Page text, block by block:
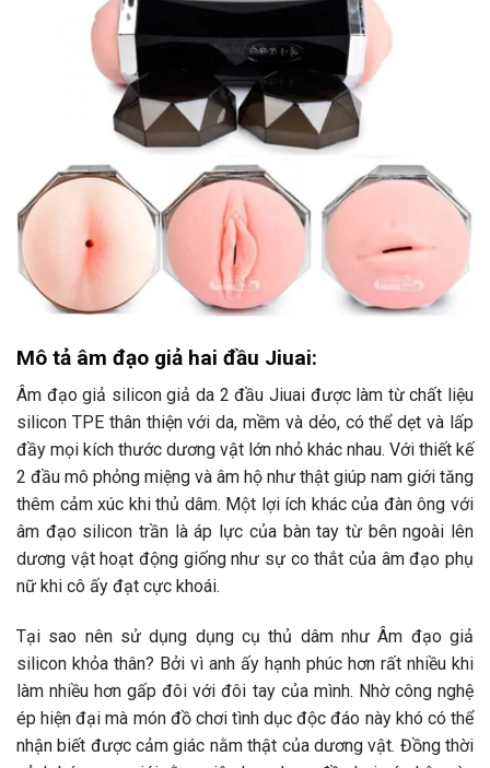
Mô tả âm đạo giả hai đầu Jiuai:
Âm đạo giả silicon giả da 2 đầu Jiuai được làm từ chất liệu
silicon TPE thân thiện với da, mềm và dẻo, có thể dẹt và lấp
đầy mọi kích thước dương vật lớn nhỏ khác nhau. Với thiết kế
2 đầu mô phỏng miệng và âm hộ như thật giúp nam giới tăng
thêm cảm xúc khi thủ dâm. Một lợi ích khác của đàn ông với
âm đạo silicon trần là áp lực của bàn tay từ bên ngoài lên
dương vật hoạt động giống như sự co thắt của âm đạo phụ
nữ khi cô ấy đạt cực khoái.
Tại sao nên sử dụng dụng cụ thủ dâm như Âm đạo giả
silicon khỏa thân? Bởi vì anh ấy hạnh phúc hơn rất nhiều khi
làm nhiều hơn gấp đôi với đôi tay của mình. Nhờ công nghệ
ép hiện đại mà món đồ chơi tình dục độc đáo này khó có thể
nhận biết được cảm giác nằm thật của dương vật. Đồng thời